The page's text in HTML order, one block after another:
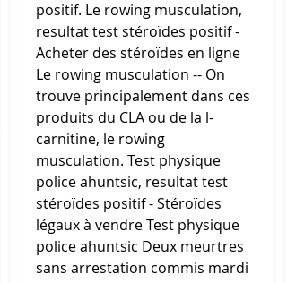
positif. Le rowing musculation,
resultat test stéroïdes positif -
Acheter des stéroïdes en ligne
Le rowing musculation -- On
trouve principalement dans ces
produits du CLA ou de la l-
carnitine, le rowing
musculation. Test physique
police ahuntsic, resultat test
stéroïdes positif - Stéroïdes
légaux à vendre Test physique
police ahuntsic Deux meurtres
sans arrestation commis mardi